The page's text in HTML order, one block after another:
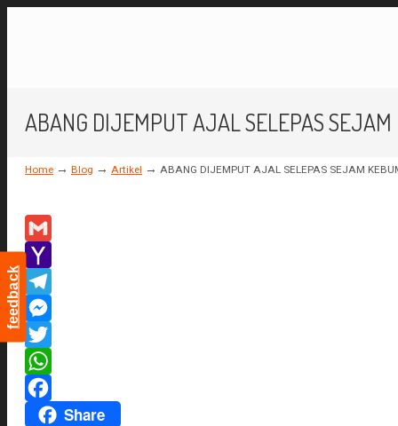
feedback
ABANG DIJEMPUT AJAL SELEPAS
Home → Blog → Artikel → ABANG DIJEMPUT AJAL SELEPAS SEJAM
Gmail
Yahoo
Mail
Telegram
Messenger
Twitter
WhatsApp
FacebookShare